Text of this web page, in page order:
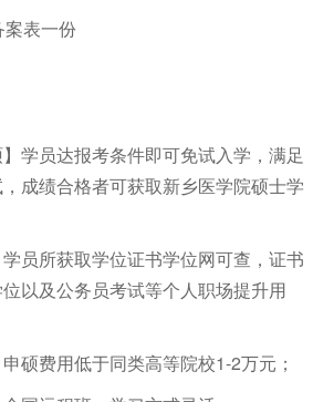
表一份
员达报考条件即可免试入学，满足
成绩合格者可获取新乡医学院硕士学
所获取学位证书学位网可查，证书
以及公务员考试等个人职场提升用
费用低于同类高等院校1-2万元；